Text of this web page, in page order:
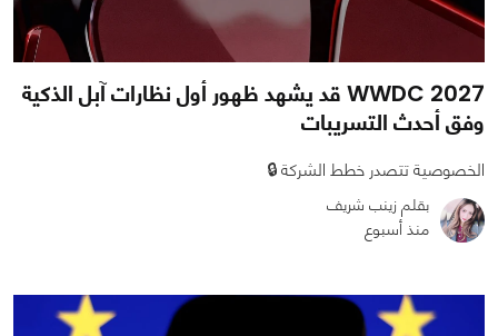
601
0
WWDC 2027 قد يشهد ظهور أول نظارات آبل الذكية
وفق أحدث التسريبات
الخصوصية تتصدر خطط الشركة 🔒
بقلم زينب شريف
منذ أسبوع